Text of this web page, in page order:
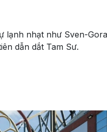
lạnh nhạt như Sven-
dẫn dắt Tam Sư.